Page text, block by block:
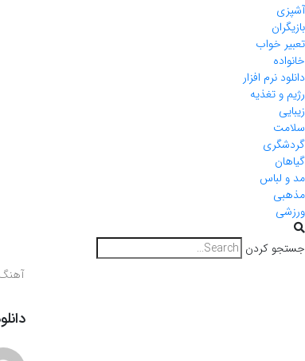
آشپزی
بازیگران
تعبیر خواب
خانواده
دانلود نرم افزار
رژیم و تغذیه
زیبایی
سلامت
گردشگری
گیاهان
مد و لباس
مذهبی
ورزشی
جستجو کردن